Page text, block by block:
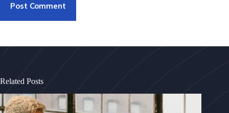
Post Comment
Related Posts